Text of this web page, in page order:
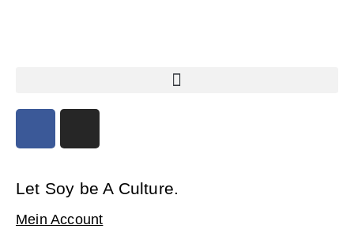
Let Soy be A Culture.
Mein Account